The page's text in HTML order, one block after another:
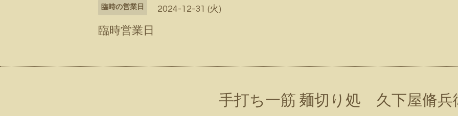
臨時の営業日 2024-12-31 (火)
臨時営業日
手打ち一筋 麺切り処 久下屋脩兵